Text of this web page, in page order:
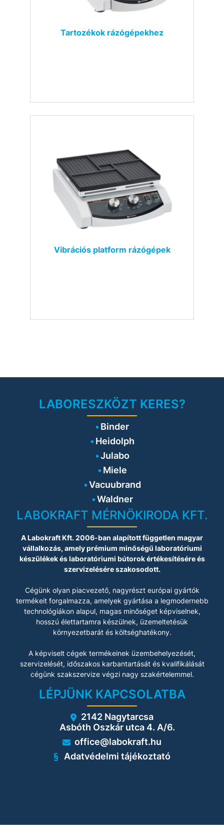
Tartozékok rázógépekhez
Vibrációs platform rázógépek
LABORESZKÖZT KERES?
Binder
Heidolph
Julabo
Miele
Vacuubrand
Waldner
LABOKRAFT MÉRNÖKIRODA KFT.
A Labokraft Kft. 2006-ban alapított független magyar
vállalkozás, amely prémium minőségű laboratóriumi
készülékek és laboratóriumi bútorok értékesítésére és
szervizelésére szakosodott.
Cégünk olyan piacvezető, nagyrészt európai gyártók
termékeit forgalmazza, amelyek gyártása a legmodernebb
technológiákon alapul, magas minőséget képviselnek,
hosszú élettartamra készülnek, üzemeltetésük
környezetbarát és költséghatékony.
A képviselt cégek termékeinek üzembehelyezését,
szervizelését, időszakos karbantartását és kvalifikálását
cégünk szakszervize végzi nagy szakértelemmel.
LÉPJÜNK KAPCSOLATBA
2142 Nagytarcsa
Asbóth Oszkár utca 4. A/6.
office@labokraft.hu
Adatvédelmi tájékoztató